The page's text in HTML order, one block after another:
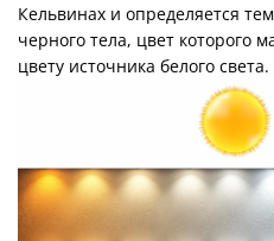
Кельвинах и определяется
черного тела, цвет которого
цвету источника белого света.